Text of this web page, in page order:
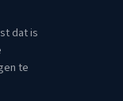
dat is
te